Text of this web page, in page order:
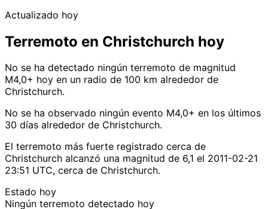
Actualizado hoy
Terremoto en Christchurch hoy
No se ha detectado ningún terremoto de magnitud
M4,0+ hoy en un radio de 100 km alrededor de
Christchurch.
No se ha observado ningún evento M4,0+ en los últimos
30 días alrededor de Christchurch.
El terremoto más fuerte registrado cerca de
Christchurch alcanzó una magnitud de 6,1 el 2011-02-21
23:51 UTC, cerca de Christchurch.
Estado hoy
Ningún terremoto detectado hoy